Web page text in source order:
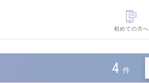
初めての方へ
4 件